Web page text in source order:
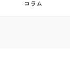
コラム